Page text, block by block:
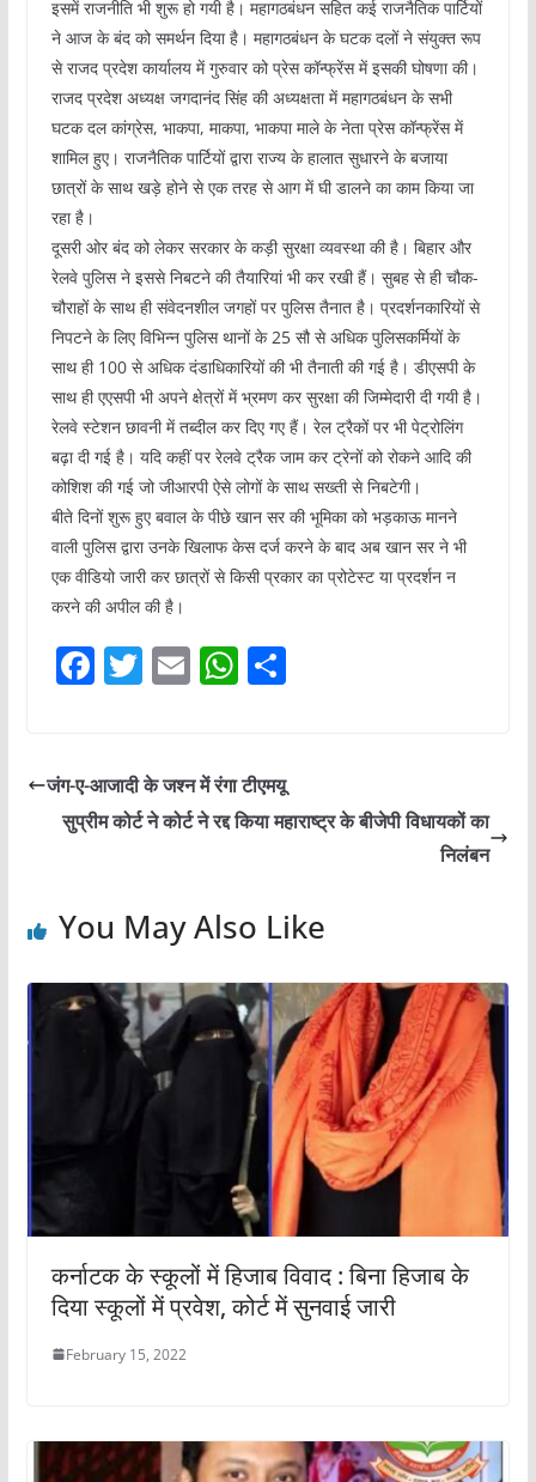
इसमें राजनीति भी शुरू हो गयी है। महागठबंधन सहित कई राजनैतिक पार्टियों
ने आज के बंद को समर्थन दिया है। महागठबंधन के घटक दलों ने संयुक्त रूप
से राजद प्रदेश कार्यालय में गुरुवार को प्रेस कॉन्फ्रेंस में इसकी घोषणा की।
राजद प्रदेश अध्यक्ष जगदानंद सिंह की अध्यक्षता में महागठबंधन के सभी
घटक दल कांग्रेस, भाकपा, माकपा, भाकपा माले के नेता प्रेस कॉन्फ्रेंस में
शामिल हुए। राजनैतिक पार्टियों द्वारा राज्य के हालात सुधारने के बजाया
छात्रों के साथ खड़े होने से एक तरह से आग में घी डालने का काम किया जा
रहा है।
दूसरी ओर बंद को लेकर सरकार के कड़ी सुरक्षा व्यवस्था की है। बिहार और
रेलवे पुलिस ने इससे निबटने की तैयारियां भी कर रखी हैं। सुबह से ही चौक-
चौराहों के साथ ही संवेदनशील जगहों पर पुलिस तैनात है। प्रदर्शनकारियों से
निपटने के लिए विभिन्न पुलिस थानों के 25 सौ से अधिक पुलिसकर्मियों के
साथ ही 100 से अधिक दंडाधिकारियों की भी तैनाती की गई है। डीएसपी के
साथ ही एएसपी भी अपने क्षेत्रों में भ्रमण कर सुरक्षा की जिम्मेदारी दी गयी है।
रेलवे स्टेशन छावनी में तब्दील कर दिए गए हैं। रेल ट्रैकों पर भी पेट्रोलिंग
बढ़ा दी गई है। यदि कहीं पर रेलवे ट्रैक जाम कर ट्रेनों को रोकने आदि की
कोशिश की गई जो जीआरपी ऐसे लोगों के साथ सख्ती से निबटेगी।
बीते दिनों शुरू हुए बवाल के पीछे खान सर की भूमिका को भड़काऊ मानने
वाली पुलिस द्वारा उनके खिलाफ केस दर्ज करने के बाद अब खान सर ने भी
एक वीडियो जारी कर छात्रों से किसी प्रकार का प्रोटेस्ट या प्रदर्शन न
करने की अपील की है।
F
e
b
k
T
er
E
l
W
s
A
S
e
जंग-ए-आजादी के जश्न में रंगा टीएमयू
सुप्रीम कोर्ट ने कोर्ट ने रद्द किया महाराष्ट्र के बीजेपी विधायकों का
निलंबन
You May Also Like
कर्नाटक के स्कूलों में हिजाब विवाद : बिना हिजाब के
दिया स्कूलों में प्रवेश, कोर्ट में सुनवाई जारी
February 15, 2022